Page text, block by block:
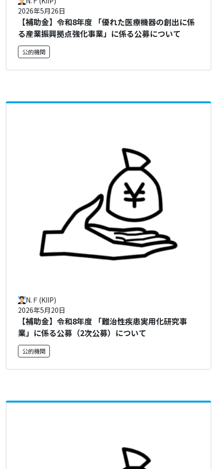
【補助金】令和8年度 「優れた医療機器の創出に係
る産業振興拠点強化事業」に係る公募について
2026年5月26日
公的機関
【補助金】令和8年度 「難治性疾患実用化研究事
業」に係る公募（2次公募）について
2026年5月20日
N.Ｆ(KIIP)
公的機関